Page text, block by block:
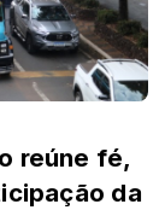
reúne fé,
da